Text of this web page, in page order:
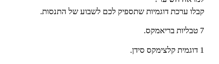
קבלו ערכת דוגמיות שתספיק לכם לשבוע של התנסות.
7 טבליות בריאמקס.
1 דוגמית קלצימקס סידן.